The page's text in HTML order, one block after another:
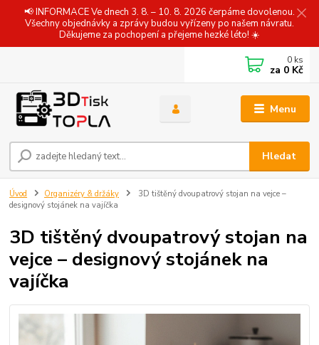
📢 INFORMACE Ve dnech 3. 8. – 10. 8. 2026 čerpáme dovolenou.
Všechny objednávky a zprávy budou vyřízeny po našem návratu.
Děkujeme za pochopení a přejeme hezké léto! ☀️
Menu
Hledat
0 ks
za 0 Kč
Úvod Organizéry & držáky
3D tištěný dvoupatrový stojan na vejce –
designový stojánek na vajíčka
3D tištěný dvoupatrový stojan na
vejce – designový stojánek na
vajíčka